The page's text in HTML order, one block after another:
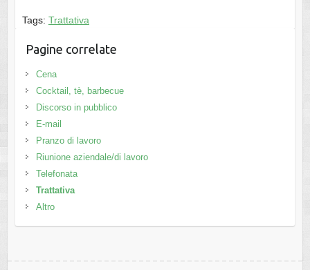
Tags: Trattativa
Pagine correlate
Cena
Cocktail, tè, barbecue
Discorso in pubblico
E-mail
Pranzo di lavoro
Riunione aziendale/di lavoro
Telefonata
Trattativa
Altro